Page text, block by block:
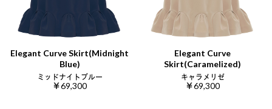
Elegant Curve Skirt(Midnight
Blue)
ミッドナイトブルー
￥69,300
Elegant Curve
Skirt(Caramelized)
キャラメリゼ
￥69,300